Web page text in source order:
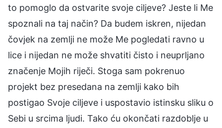
to pomoglo da ostvarite svoje ciljeve? Jeste li Me
spoznali na taj način? Da budem iskren, nijedan
čovjek na zemlji ne može Me pogledati ravno u
lice i nijedan ne može shvatiti čisto i neuprljano
značenje Mojih riječi. Stoga sam pokrenuo
projekt bez presedana na zemlji kako bih
postigao Svoje ciljeve i uspostavio istinsku sliku o
Sebi u srcima ljudi. Tako ću okončati razdoblje u